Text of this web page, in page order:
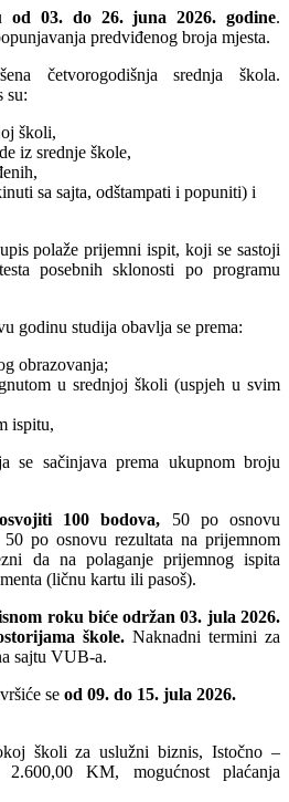
od 03. do 26. juna 2026. godine.
predviđenog broja mjesta.
četvorogodišnja srednja škola.
su:
školi,
iz srednje škole,
sa sajta, odštampati i popuniti) i
polaže prijemni ispit, koji se sastoji
posebnih sklonosti po programu
godinu studija obavlja se prema:
obrazovanja;
u srednjoj školi (uspjeh u svim
ispitu,
se sačinjava prema ukupnom broju
100 bodova, 50 po osnovu
po osnovu rezultata na prijemnom
da na polaganje prijemnog ispita
(ličnu kartu ili pasoš).
roku biće održan 03. jula 2026.
škole. Naknadni termini za
sajtu VUB-a.
se od 09. do 15. jula 2026.
školi za uslužni biznis, Istočno –
2.600,00 KM, mogućnost plaćanja